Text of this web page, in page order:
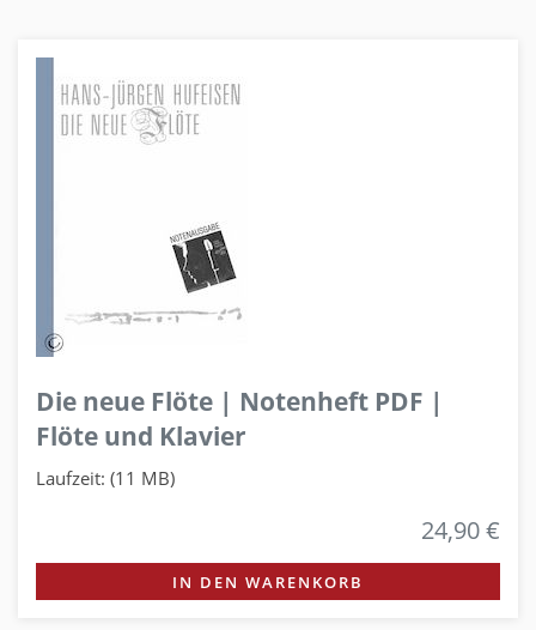
Die neue Flöte | Notenheft PDF |
Flöte und Klavier
Laufzeit: (11 MB)
24,90 €
IN DEN WARENKORB